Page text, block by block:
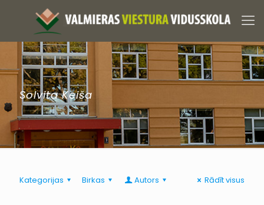
Solvita Keiša
Kategorijas Birkas Autors Rādīt visus